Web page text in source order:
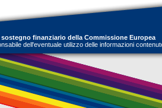
finanziario della Commissione Europea
dell'eventuale utilizzo delle informazioni